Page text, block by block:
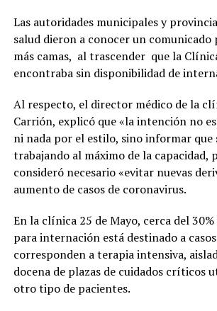
Las autoridades municipales y
salud dieron a conocer un
más camas, al trascender que la
encontraba sin disponibilidad de
Al respecto, el director médico de la
Carrión, explicó que «la intención no
ni nada por el estilo, sino informar que
trabajando al máximo de la capacidad,
consideró necesario «evitar nuevas
aumento de casos de coronavirus.
En la clínica 25 de Mayo, cerca del 30%
para internación está destinado a
corresponden a terapia intensiva,
docena de plazas de cuidados críticos
otro tipo de pacientes.